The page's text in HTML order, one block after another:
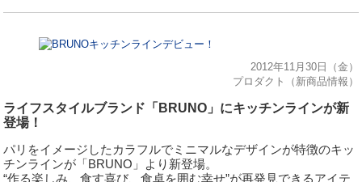
2012年11月30日（金）
プロダクト（新商品情報）
ライフスタイルブランド「BRUNO」にキッチンラインが新
登場！
パリをイメージしたカラフルでミニマルなデザインが特徴のキッ
チンラインが「BRUNO」より新登場。
“作る楽しみ、食す喜び、食卓を囲む幸せ”が再発見できるアイテ